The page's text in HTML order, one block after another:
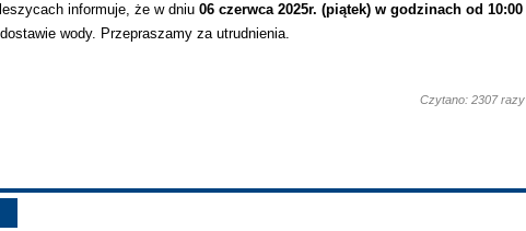
informuje, że w dniu 06 czerwca 2025r. (piątek) w godzinach od 10:00
wody. Przepraszamy za utrudnienia.
Czytano: 2307 razy